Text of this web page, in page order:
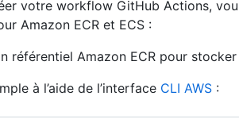
votre workflow GitHub Actions,
Amazon ECR et ECS :
référentiel Amazon ECR pour
à l’aide de l’interface CLI AWS :